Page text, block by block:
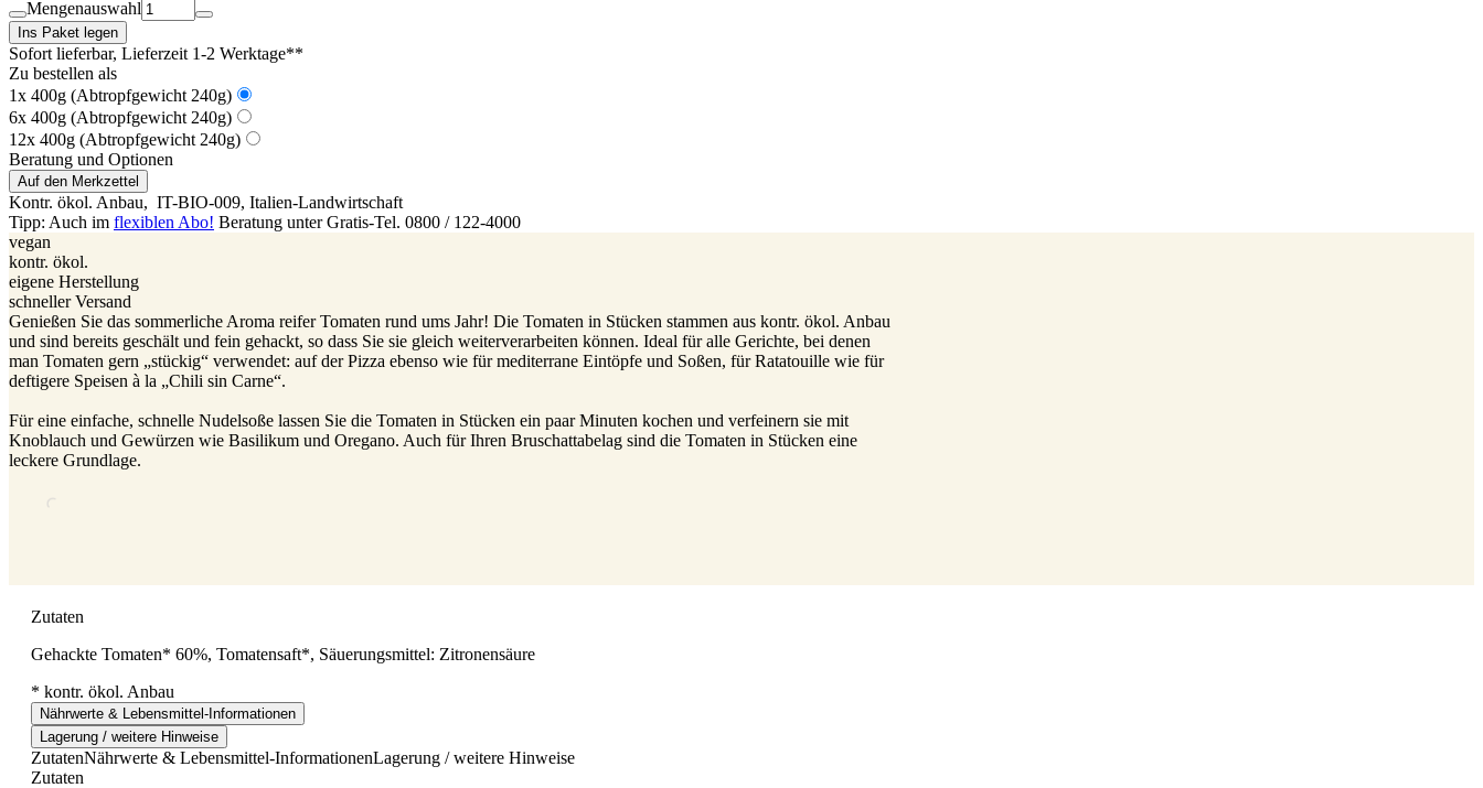
Mengenauswahl
Ins Paket legen
Sofort lieferbar, Lieferzeit 1-2 Werktage**
Zu bestellen als
1x 400g (Abtropfgewicht 240g)
6x 400g (Abtropfgewicht 240g)
12x 400g (Abtropfgewicht 240g)
Beratung und Optionen
Auf den Merkzettel
Kontr. ökol. Anbau, IT-BIO-009, Italien-Landwirtschaft
Tipp: Auch im flexiblen Abo! Beratung unter Gratis-Tel. 0800 / 122-4000
vegan
kontr. ökol.
eigene Herstellung
schneller Versand
Genießen Sie das sommerliche Aroma reifer Tomaten rund ums Jahr! Die Tomaten in Stücken stammen aus kontr. ökol. Anbau
und sind bereits geschält und fein gehackt, so dass Sie sie gleich weiterverarbeiten können. Ideal für alle Gerichte, bei denen
man Tomaten gern „stückig“ verwendet: auf der Pizza ebenso wie für mediterrane Eintöpfe und Soßen, für Ratatouille wie für
deftigere Speisen à la „Chili sin Carne“.
Für eine einfache, schnelle Nudelsoße lassen Sie die Tomaten in Stücken ein paar Minuten kochen und verfeinern sie mit
Knoblauch und Gewürzen wie Basilikum und Oregano. Auch für Ihren Bruschattabelag sind die Tomaten in Stücken eine
leckere Grundlage.
Zutaten
Gehackte Tomaten* 60%, Tomatensaft*, Säuerungsmittel: Zitronensäure
* kontr. ökol. Anbau
Nährwerte & Lebensmittel-Informationen
Lagerung / weitere Hinweise
ZutatenNährwerte & Lebensmittel-InformationenLagerung / weitere Hinweise
Zutaten